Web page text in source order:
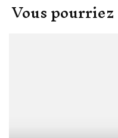
Vous